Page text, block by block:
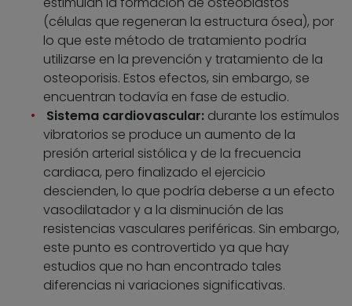
(células que regeneran la estructura ósea), por
lo que este método de tratamiento podría
utilizarse en la prevención y tratamiento de la
osteoporisis. Estos efectos, sin embargo, se
encuentran todavía en fase de estudio.
Sistema cardiovascular: durante los estímulos
vibratorios se produce un aumento de la
presión arterial sistólica y de la frecuencia
cardiaca, pero finalizado el ejercicio
descienden, lo que podría deberse a un efecto
vasodilatador y a la disminución de las
resistencias vasculares periféricas. Sin embargo,
este punto es controvertido ya que hay
estudios que no han encontrado tales
diferencias ni variaciones significativas.